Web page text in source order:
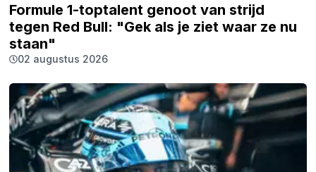
Formule 1-toptalent genoot van strijd
tegen Red Bull: "Gek als je ziet waar ze nu
staan"
02 augustus 2026